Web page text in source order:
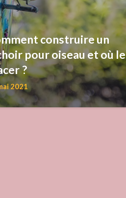
construire un
pour oiseau et où le
?
2021